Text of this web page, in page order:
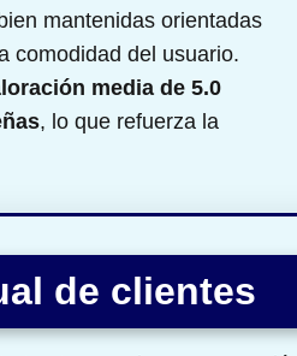
mantenidas orientadas
comodidad del usuario.
media de 5.0
, lo que refuerza la
de clientes